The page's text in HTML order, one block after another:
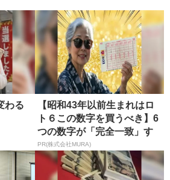
わる
【昭和43年以前生まれはロ
ト６この数字を買うべき】6
つの数字が「完全一致」す
る方...
PR(株式会社MURA)